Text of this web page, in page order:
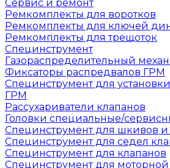
Сервис и ремонт
Ремкомплекты для воротков
Ремкомплекты для ключей
Ремкомплекты для трещоток
Специнструмент
Газораспределительный
Фиксаторы распредвалов ГРМ
Специнструмент для
ГРМ
Рассухариватели клапанов
Головки специальные/
Специнструмент для шкивов
Специнструмент для седел
Специнструмент для клапанов
Специнструмент для